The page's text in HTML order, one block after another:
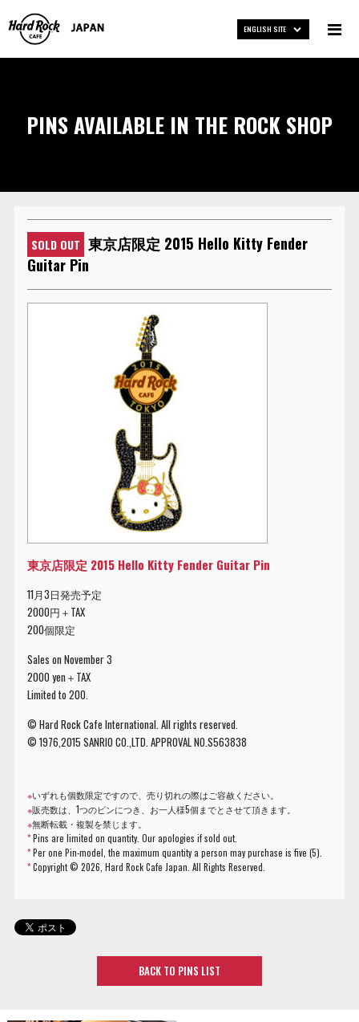
ENGLISH SITE
PINS AVAILABLE IN THE ROCK SHOP
SOLD OUT 東京店限定 2015 Hello Kitty Fender
Guitar Pin
東京店限定 2015 Hello Kitty Fender Guitar Pin
11月3日発売予定
2000円＋TAX
200個限定
Sales on November 3
2000 yen＋TAX
Limited to 200.
© Hard Rock Cafe International. All rights reserved.
© 1976,2015 SANRIO CO.,LTD. APPROVAL NO.S563838
※いずれも個数限定ですので、売り切れの際はご容赦ください。
※販売数は、1つのピンにつき、お一人様5個までとさせて頂きます。
※無断転載・複製を禁じます。
*Pins are limited on quantity. Our apologies if sold out.
*Per one Pin-model, the maximum quantity a person may purchase is five (5).
*Copyright ©2026, Hard Rock Cafe Japan. All Rights Reserved.
BACK TO PINS LIST